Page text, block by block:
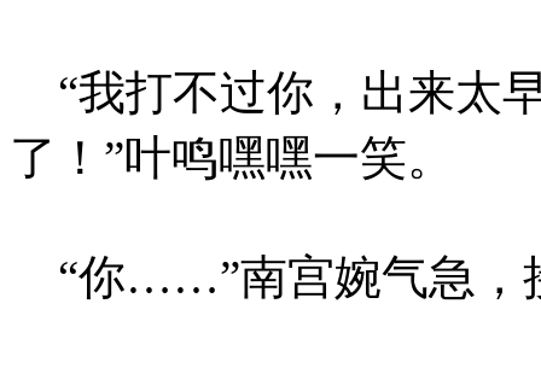
“我打不过你，出来太
了！”叶鸣嘿嘿一笑。
“你……”南宫婉气急，